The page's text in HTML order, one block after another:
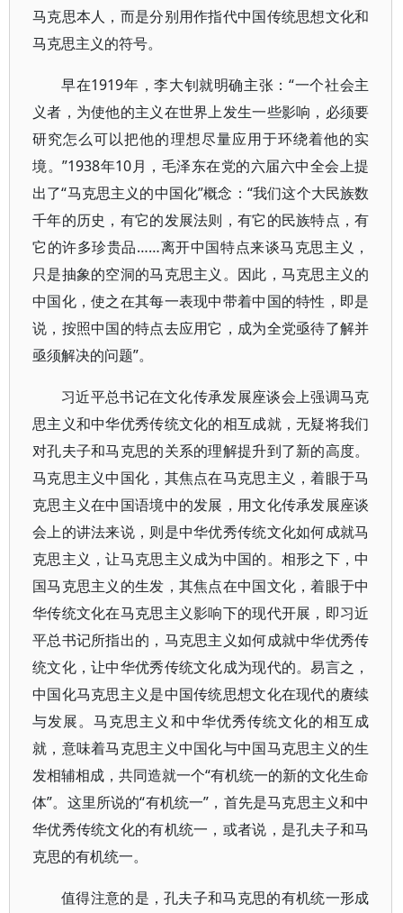
马克思本人，而是分别用作指代中国传统思想文化和
马克思主义的符号。
早在1919年，李大钊就明确主张：“一个社会主
义者，为使他的主义在世界上发生一些影响，必须要
研究怎么可以把他的理想尽量应用于环绕着他的实
境。”1938年10月，毛泽东在党的六届六中全会上提
出了“马克思主义的中国化”概念：“我们这个大民族数
千年的历史，有它的发展法则，有它的民族特点，有
它的许多珍贵品……离开中国特点来谈马克思主义，
只是抽象的空洞的马克思主义。因此，马克思主义的
中国化，使之在其每一表现中带着中国的特性，即是
说，按照中国的特点去应用它，成为全党亟待了解并
亟须解决的问题”。
习近平总书记在文化传承发展座谈会上强调马克
思主义和中华优秀传统文化的相互成就，无疑将我们
对孔夫子和马克思的关系的理解提升到了新的高度。
马克思主义中国化，其焦点在马克思主义，着眼于马
克思主义在中国语境中的发展，用文化传承发展座谈
会上的讲法来说，则是中华优秀传统文化如何成就马
克思主义，让马克思主义成为中国的。相形之下，中
国马克思主义的生发，其焦点在中国文化，着眼于中
华传统文化在马克思主义影响下的现代开展，即习近
平总书记所指出的，马克思主义如何成就中华优秀传
统文化，让中华优秀传统文化成为现代的。易言之，
中国化马克思主义是中国传统思想文化在现代的赓续
与发展。马克思主义和中华优秀传统文化的相互成
就，意味着马克思主义中国化与中国马克思主义的生
发相辅相成，共同造就一个“有机统一的新的文化生命
体”。这里所说的“有机统一”，首先是马克思主义和中
华优秀传统文化的有机统一，或者说，是孔夫子和马
克思的有机统一。
值得注意的是，孔夫子和马克思的有机统一形成